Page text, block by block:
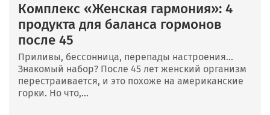
Комплекс «Женская гармония»: 4
продукта для баланса гормонов
после 45
Приливы, бессонница, перепады настроения…
Знакомый набор? После 45 лет женский организм
перестраивается, и это похоже на американские
горки. Но что,...